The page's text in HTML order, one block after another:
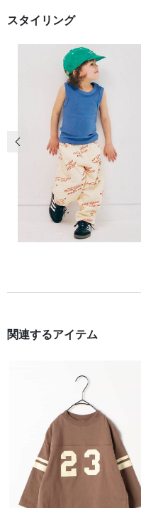
スタイリング
前の画像
関連するアイテム